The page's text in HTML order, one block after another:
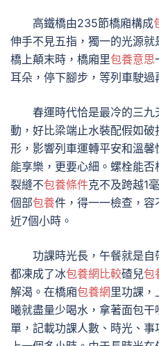
高鐵橋由235節橋廂構成
伸手不見五指，獨一的光源
橋上顛末時，橋廂里包養意思
耳朵，停下腳步，等列車駛過
春運時代恰是最冷的三
動，好比梁端止水裝配假如
形，影響列車運轉平安和溫馨
能享樂，更要心細。螺栓能否
裂縫不包養條件克不及跨越1
個部包養件，得一一檢查，
近7個小時。
功課時光長，午餐就是
都凍成了冰包養網比較碴兒包
解渴。在橋廂包養網 里功課，
曦就盡量少喝水，拿著面包
單，記載功課人數、時光、